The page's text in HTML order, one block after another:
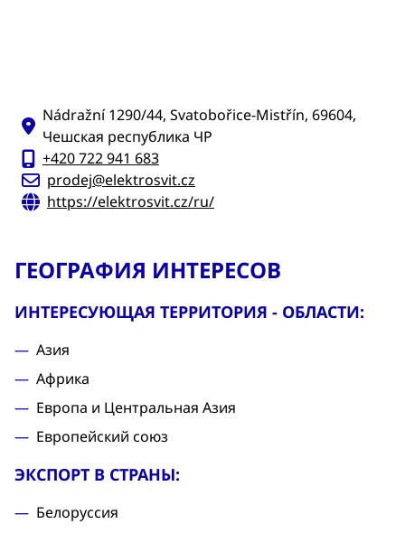
Nádražní 1290/44, Svatobořice-Mistřín, 69604,
Чешская республика ЧР
+420 722 941 683
prodej@elektrosvit.cz
https://elektrosvit.cz/ru/
ГЕОГРАФИЯ ИНТЕРЕСОВ
ИНТЕРЕСУЮЩАЯ ТЕРРИТОРИЯ - ОБЛАСТИ:
Азия
Африка
Европа и Центральная Азия
Европейский союз
ЭКСПОРТ В СТРАНЫ:
Белоруссия